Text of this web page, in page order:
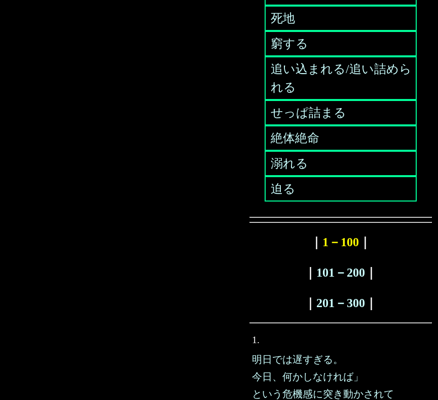
死地
窮する
追い込まれる/追い詰めら
れる
せっぱ詰まる
絶体絶命
溺れる
迫る
1－100
101－200
201－300
1.
明日では遅すぎる。
今日、何かしなければ」
という危機感に突き動かされて